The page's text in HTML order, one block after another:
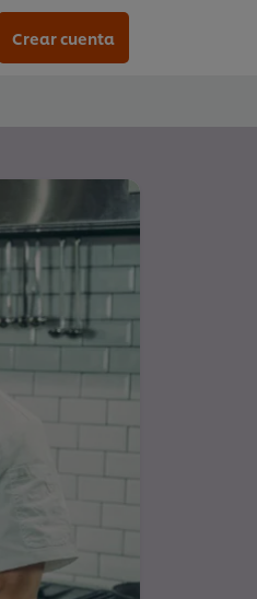
Crear cuenta